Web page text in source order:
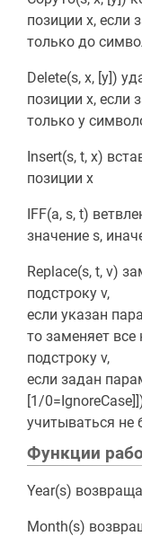
позиции x, если
только до
Delete(s, x, [y])
позиции x, если
только y
Insert(s, t, x)
позиции x
IFF(a, s, t)
значение s,
Replace(s, t, v)
подстроку v,
если указан
то заменяет
подстроку v,
если задан
[1/
учитываться не
Функции
Year(s)
Month(s)